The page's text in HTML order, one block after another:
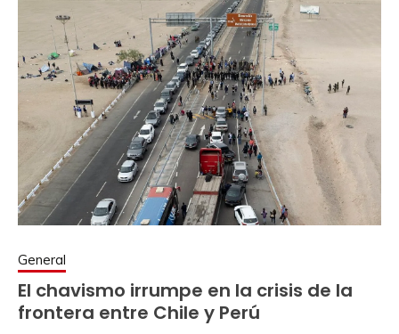
General
El chavismo irrumpe en la crisis de la
frontera entre Chile y Perú